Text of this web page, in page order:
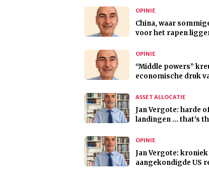
OPINIE
China, waar
voor het rapen
OPINIE
“Middle powers”
economische druk
ASSET ALLOCATIE
Jan Vergote: harde
landingen ... that's
OPINIE
Jan Vergote: kroniek
aangekondigde US